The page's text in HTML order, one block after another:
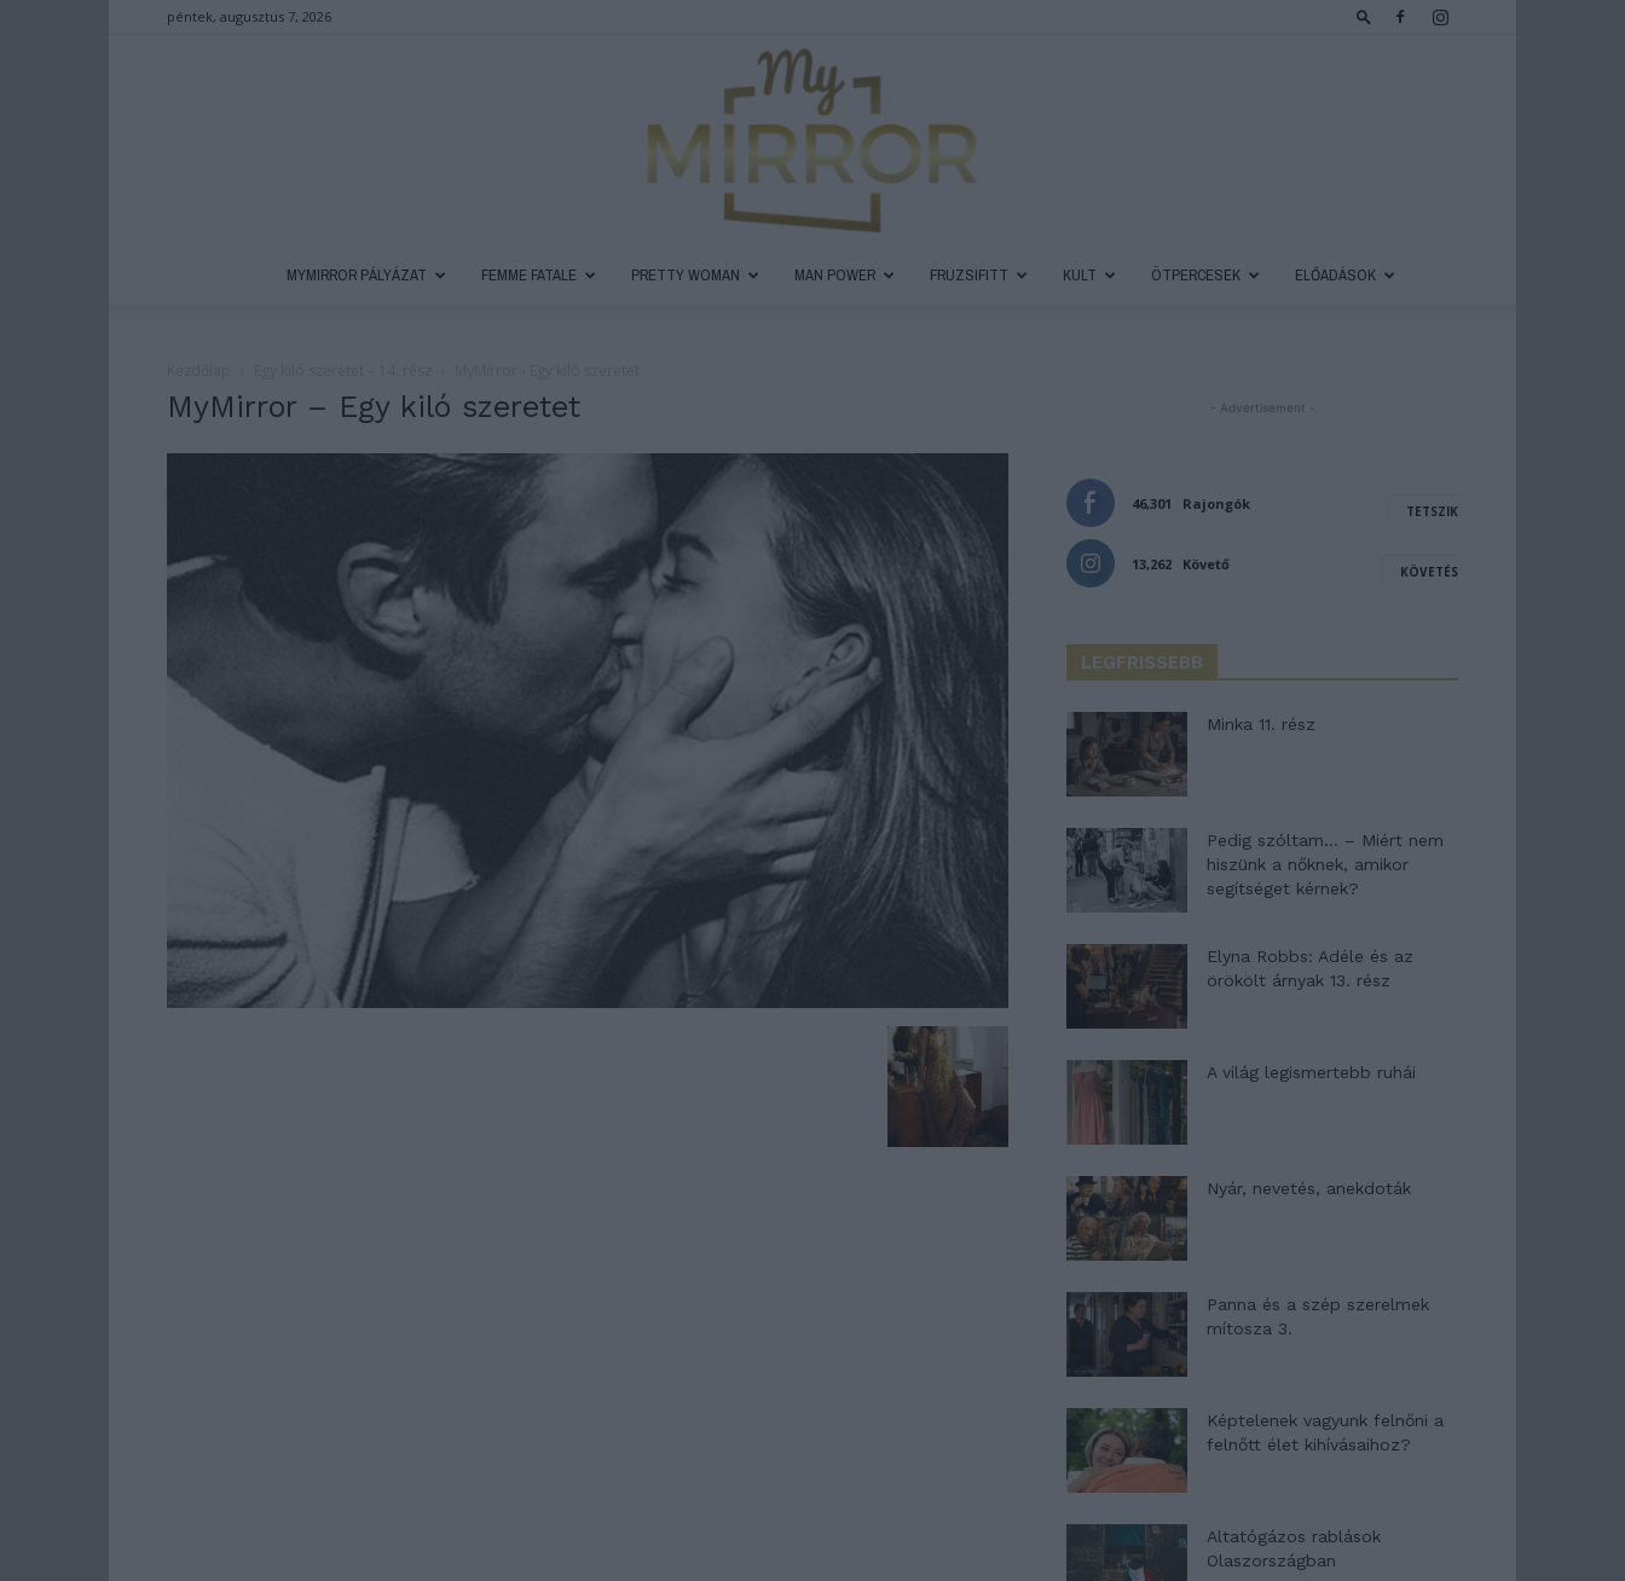
péntek, augusztus 7, 2026
MYMIRROR PÁLYÁZAT FEMME FATALE PRETTY WOMAN MAN POWER FRUZSIFITT KULT ÖTPERCESEK ELŐADÁSOK
MyMirror – Egy kiló szeretet - Advertisement -
46,301 Rajongók TETSZIK
13,262 Követő KÖVETÉS
LEGFRISSEBB
Minka 11. rész
Pedig szóltam… – Miért nem
hiszünk a nőknek, amikor
segítséget kérnek?
Elyna Robbs: Adéle és az
örökölt árnyak 13. rész
A világ legismertebb ruhái
Nyár, nevetés, anekdoták
Panna és a szép szerelmek
mítosza 3.
Képtelenek vagyunk felnőni a
felnőtt élet kihívásaihoz?
Altatógázos rablások
Olaszországban